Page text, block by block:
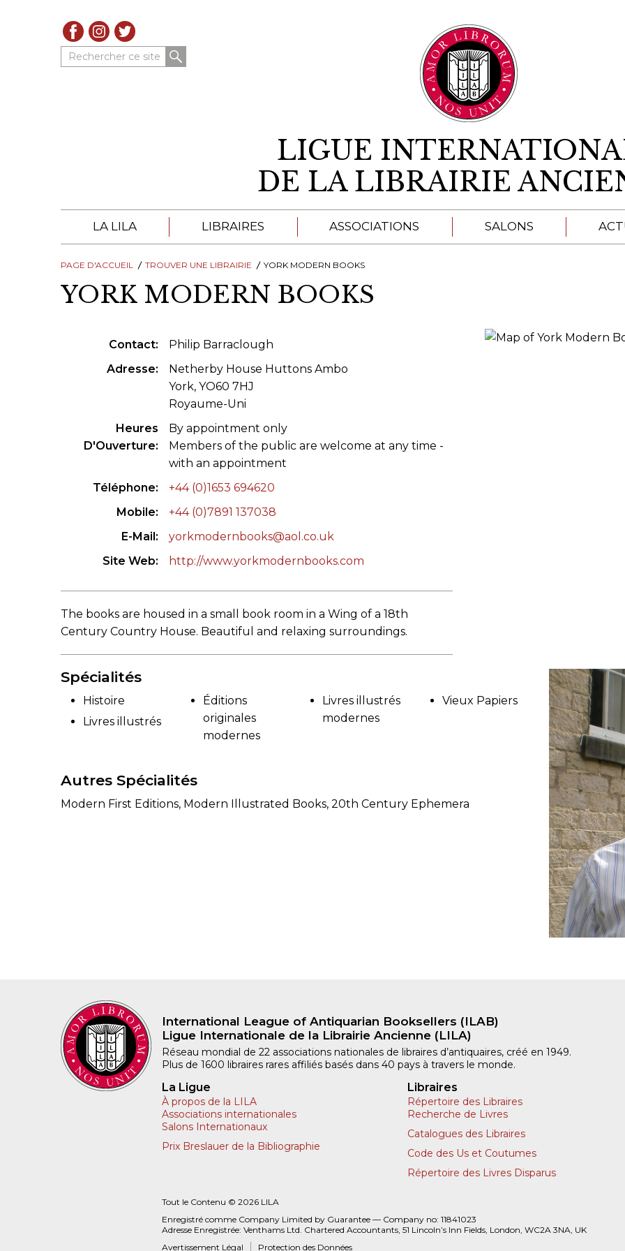
Rechercher ce site
LIGUE
DE LA LIBRAIRIE
LA LILA
À PROPOS DE LA LILA
TROUVER UNE LIBRAIRIE
SALONS INTERNATIONAUX DE LA LILA
CODE ES US ET COUTUMES DE LA LILA
L'HISTOIRE DE LA LILA
ÉDUCATION & MENTORAT
VIDEOS AND RESSOURCES
COMITÉ DE LA LILA
CONTACT
LIBRAIRES
LIBRAIRES DE LA LILA
CATALOGUES
RÉPERTOIRE DES LIBRAIRIES
ASSOCIATIONS SALONS
PAGE D'ACCUEIL TROUVER UNE LIBRAIRIE YORK MODERN BOOKS
YORK MODERN BOOKS
Contact
Philip Barraclough
Adresse
Netherby House Huttons Ambo
York, YO60 7HJ
Royaume-Uni
Heures
D'Ouverture
By appointment only
Members of the public are welcome at any time -
with an appointment
Téléphone
+44 (0)1653 694620
Mobile
+44 (0)7891 137038
E-Mail
yorkmodernbooks@aol.co.uk
Site Web
http://www.yorkmodernbooks.com
The books are housed in a small book room in a Wing of a 18th
Century Country House. Beautiful and relaxing surroundings.
Spécialités
Histoire
Livres illustrés
Éditions
originales
modernes
Livres illustrés
modernes
Vieux Papiers
Autres Spécialités
Modern First Editions, Modern Illustrated Books, 20th Century Ephemera
International League of Antiquarian Booksellers (ILAB)
Ligue Internationale de la Librairie Ancienne (LILA)
Réseau mondial de 22 associations nationales de libraires d’antiquaires, créé en 1949.
Plus de 1600 libraires rares affiliés basés dans 40 pays à travers le monde.
La Ligue
À propos de la LILA
Associations internationales
Salons Internationaux
Prix Breslauer de la Bibliographie
Libraires
Répertoire des Libraires
Recherche de Livres
Catalogues des Libraires
Code des Us et Coutumes
Répertoire des Livres Disparus
Tout le Contenu © 2026 LILA
Enregistré comme Company Limited by Guarantee — Company no: 11841023
Adresse Enregistrée: Venthams Ltd. Chartered Accountants, 51 Lincoln’s Inn Fields, London, WC2A 3NA, UK
Avertissement Légal
Protection des Données